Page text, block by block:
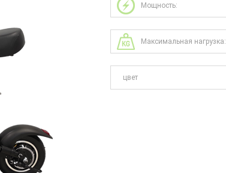
Мощность:
Максимальная нагрузка:
цвет